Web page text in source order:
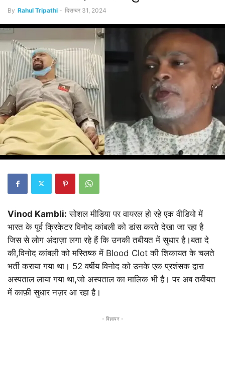
By Rahul Tripathi - दिसम्बर 31, 2024
Vinod Kambli: सोशल मीडिया पर वायरल हो रहे एक वीडियो में
भारत के पूर्व क्रिकेटर विनोद कांबली को डांस करते देखा जा रहा है
जिस से लोग अंदाज़ा लगा रहे हैं कि उनकी तबीयत में सुधार है।बता दे
की,विनोद कांबली को मस्तिष्क में Blood Clot की शिकायत के चलते
भर्ती कराया गया था। 52 वर्षीय विनोद को उनके एक प्रशंसक द्वारा
अस्पताल लाया गया था,जो अस्पताल का मालिक भी है। पर अब तबीयत
में काफ़ी सुधार नज़र आ रहा है।
- विज्ञापन -